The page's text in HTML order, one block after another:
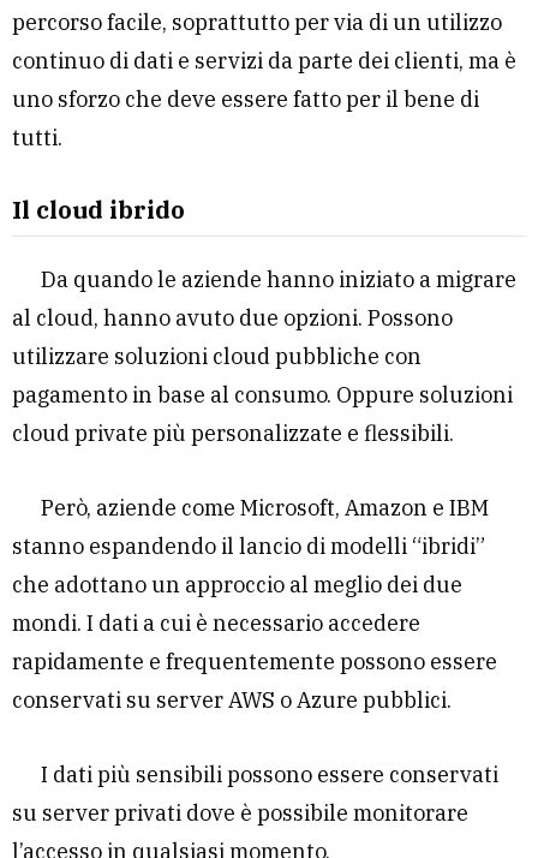
percorso facile, soprattutto per via di un utilizzo
continuo di dati e servizi da parte dei clienti, ma è
uno sforzo che deve essere fatto per il bene di
tutti.
Il cloud ibrido
Da quando le aziende hanno iniziato a migrare
al cloud, hanno avuto due opzioni. Possono
utilizzare soluzioni cloud pubbliche con
pagamento in base al consumo. Oppure soluzioni
cloud private più personalizzate e flessibili.
Però, aziende come Microsoft, Amazon e IBM
stanno espandendo il lancio di modelli “ibridi”
che adottano un approccio al meglio dei due
mondi. I dati a cui è necessario accedere
rapidamente e frequentemente possono essere
conservati su server AWS o Azure pubblici.
I dati più sensibili possono essere conservati
su server privati ​​dove è possibile monitorare
l’accesso in qualsiasi momento.